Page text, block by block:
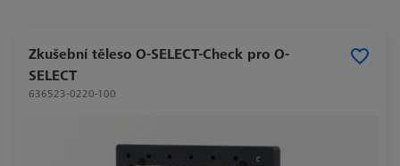
Zkušební těleso O-SELECT-Check pro O-
SELECT
636523-0220-100